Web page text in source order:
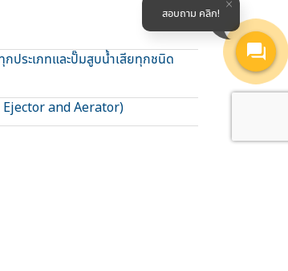
ประเภทและปั๊มสูบน้ำเสียทุกชนิด
Ejector and Aerator)
สอบถาม คลิก!